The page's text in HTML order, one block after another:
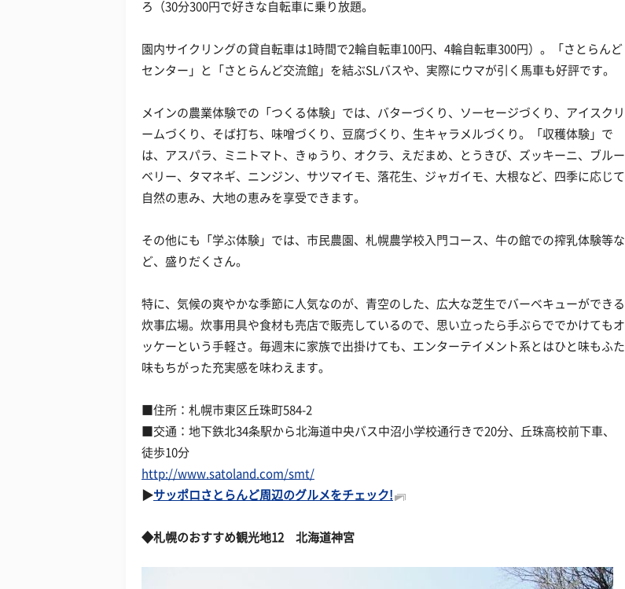
ろ（30分300円で好きな自転車に乗り放題。
園内サイクリングの貸自転車は1時間で2輪自転車100円、4輪自転車300円）。「さとらんど
センター」と「さとらんど交流館」を結ぶSLバスや、実際にウマが引く馬車も好評です。
メインの農業体験での「つくる体験」では、バターづくり、ソーセージづくり、アイスクリ
ームづくり、そば打ち、味噌づくり、豆腐づくり、生キャラメルづくり。「収穫体験」で
は、アスパラ、ミニトマト、きゅうり、オクラ、えだまめ、とうきび、ズッキーニ、ブルー
ベリー、タマネギ、ニンジン、サツマイモ、落花生、ジャガイモ、大根など、四季に応じて
自然の恵み、大地の恵みを享受できます。
その他にも「学ぶ体験」では、市民農園、札幌農学校入門コース、牛の館での搾乳体験等な
ど、盛りだくさん。
特に、気候の爽やかな季節に人気なのが、青空のした、広大な芝生でバーベキューができる
炊事広場。炊事用具や食材も売店で販売しているので、思い立ったら手ぶらででかけてもオ
ッケーという手軽さ。毎週末に家族で出掛けても、エンターテイメント系とはひと味もふた
味もちがった充実感を味わえます。
■住所：札幌市東区丘珠町584-2
■交通：地下鉄北34条駅から北海道中央バス中沼小学校通行きで20分、丘珠高校前下車、
徒歩10分
http://www.satoland.com/smt/
▶サッポロさとらんど周辺のグルメをチェック!
◆札幌のおすすめ観光地12 北海道神宮